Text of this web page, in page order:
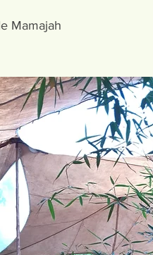
Mamajah